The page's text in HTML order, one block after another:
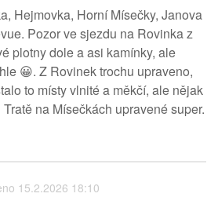
Hejmovka, Horní Mísečky, Janova
Pozor ve sjezdu na Rovinka z
plotny dole a asi kamínky, ale
😀. Z Rovinek trochu upraveno,
to místy vlnité a měkčí, ale nějak
na Mísečkách upravené super.
15.2.2026 18:10